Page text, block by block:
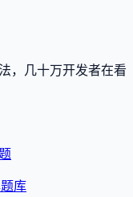
，几十万开发者在看
库